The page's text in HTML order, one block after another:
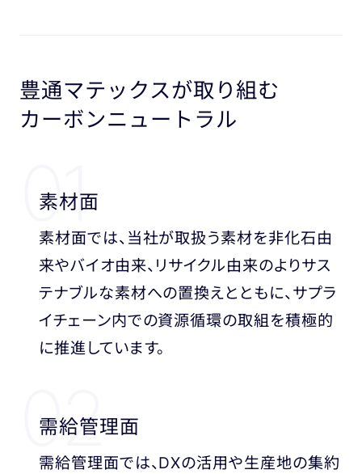
豊通マテックスが取り組む
カーボンニュートラル
01
素材面
素材面では、当社が取扱う素材を非化石由
来やバイオ由来、リサイクル由来のよりサス
テナブルな素材への置換えとともに、サプラ
イチェーン内での資源循環の取組を積極的
に推進しています。
02
需給管理面
需給管理面では、DXの活用や生産地の集約